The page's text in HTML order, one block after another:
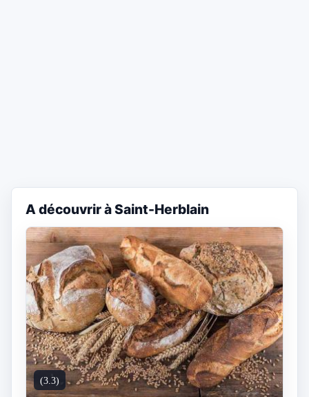
A découvrir à Saint-Herblain
(3.3)